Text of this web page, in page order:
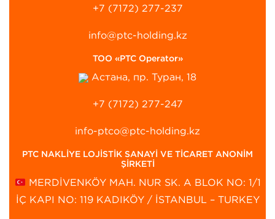
+7 (7172) 277-237
info@ptc-holding.kz
ТОО «PTC Operator»
Астана, пр. Туран, 18
+7 (7172) 277-247
info-ptco@ptc-holding.kz
PTC NAKLİYE LOJİSTİK SANAYİ VE TİCARET ANONİM
ŞİRKETİ
MERDİVENKÖY MAH. NUR SK. A BLOK NO: 1/1
İÇ KAPI NO: 119 KADIKÖY / İSTANBUL – TURKEY